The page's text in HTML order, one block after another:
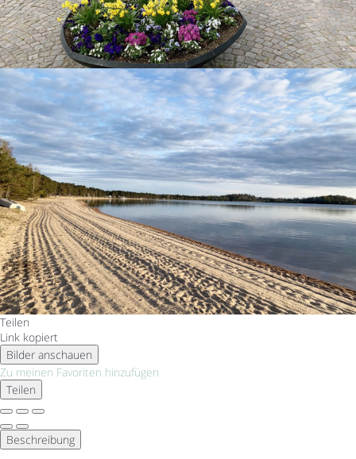
Teilen
Link kopiert
Bilder anschauen
Zu meinen Favoriten hinzufügen
Teilen
Beschreibung